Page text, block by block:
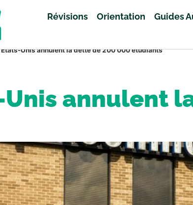
Révisions Orientation Guides
États-Unis annulent la dette de 200 000 étudiants
Unis annulent